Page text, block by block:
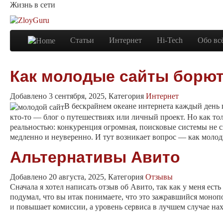
Жизнь в сети
Статьи Интернет Hi-Tech Обо
Как молодые сайты
Добавлено 3 сентября, 2025, Категория Интернет
В бескрайнем океане интернета каждый
кто-то — блог о путешествиях или личный проект. Но как
реальностью: конкуренция огромная, поисковые системы не
медленно и неуверенно. И тут возникает вопрос — как
Альтернативы Авито
Добавлено 20 августа, 2025, Категория Отзывы
Сначала я хотел написать отзыв об Авито, так как у меня
подумал, что вы итак понимаете, что это зажравшийся
и повышает комиссии, а уровень сервиса в лучшем случае